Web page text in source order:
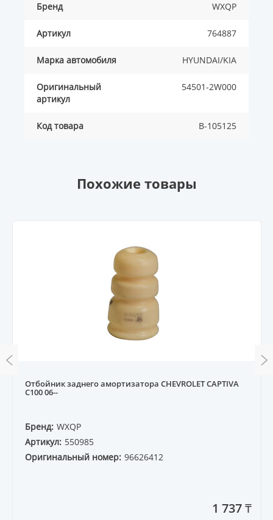
Бренд WXQP
Артикул 764887
Марка автомобиля HYUNDAI/KIA
Оригинальный
артикул
54501-2W000
Код товара B-105125
Похожие товары
Отбойник заднего амортизатора CHEVROLET CAPTIVA
C100 06--
Бренд: WXQP
Артикул: 550985
Оригинальный номер: 96626412
1 737 ₸